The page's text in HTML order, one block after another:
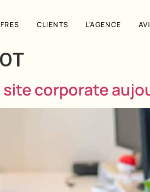
CLIENTS L’AGENCE
corporate